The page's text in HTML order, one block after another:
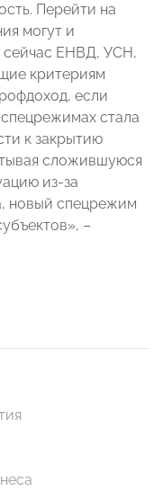
Перейти на
могут и
ЕНВД, УСН,
критериям
если
спецрежимах стала
к закрытию
сложившуюся
из-за
новый спецрежим
–